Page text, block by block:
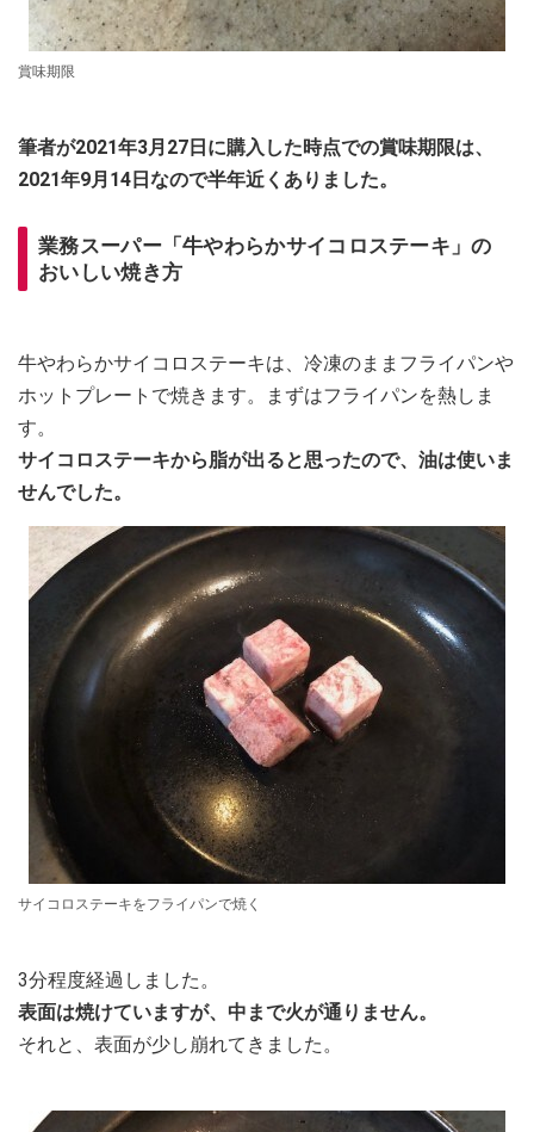
賞味期限
筆者が2021年3月27日に購入した時点での賞味期限は、
2021年9月14日なので半年近くありました。
業務スーパー「牛やわらかサイコロステーキ」の
おいしい焼き方
牛やわらかサイコロステーキは、冷凍のままフライパンや
ホットプレートで焼きます。まずはフライパンを熱しま
す。
サイコロステーキから脂が出ると思ったので、油は使いま
せんでした。
サイコロステーキをフライパンで焼く
3分程度経過しました。
表面は焼けていますが、中まで火が通りません。
それと、表面が少し崩れてきました。